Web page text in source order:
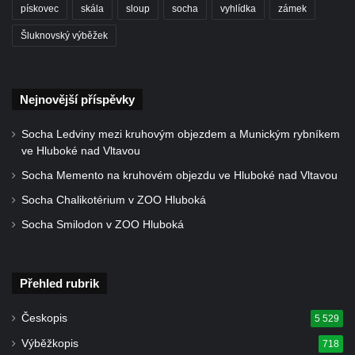
Zvěstování Panny Marie v Duchcově
Socha svatého Prokopa u kostela
zahradě v zámeckém parku v Duchcově
parku v Duchcově
B. Smetany v Duchcově
Němcové v Duchcově
Památník Johanna Wolfganga Goetha u
pískovec skála sloup socha vyhlídka zámek
Šluknovský výběžek
Nejnovější příspěvky
Socha Ledviny mezi kruhovým objezdem a Munickým rybníkem
ve Hluboké nad Vltavou
Socha Memento na kruhovém objezdu ve Hluboké nad Vltavou
Socha Chalikotérium v ZOO Hluboká
Socha Smilodon v ZOO Hluboká
Přehled rubrik
Českopis 5 529
Výběžkopis 718